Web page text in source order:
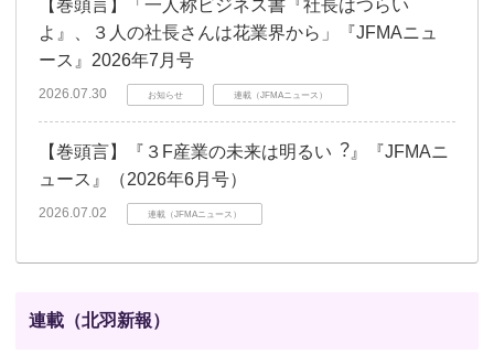
【巻頭言】「一人称ビジネス書『社長はつらい
よ』、３人の社長さんは花業界から」『JFMAニュ
ース』2026年7月号
2026.07.30 お知らせ 連載（JFMAニュース）
【巻頭言】『３F産業の未来は明るい︖』『JFMAニ
ュース』（2026年6月号）
2026.07.02 連載（JFMAニュース）
連載（北羽新報）